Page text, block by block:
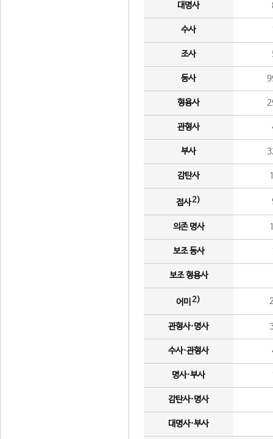
대명사
수사
조사
동사
형용사
관형사
부사
감탄사
접사2)
의존 명사
보조 동사
보조 형용사
어미 2)
관형사·명사
수사·관형사
명사·부사
감탄사·명사
대명사·부사